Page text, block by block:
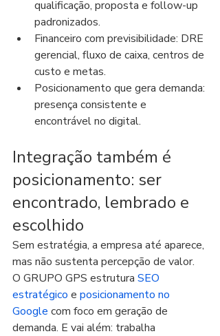
qualificação, proposta e follow-up
padronizados.
Financeiro com previsibilidade: DRE
gerencial, fluxo de caixa, centros de
custo e metas.
Posicionamento que gera demanda:
presença consistente e
encontrável no digital.
Integração também é
posicionamento: ser
encontrado, lembrado e
escolhido
Sem estratégia, a empresa até aparece,
mas não sustenta percepção de valor.
O GRUPO GPS estrutura SEO
estratégico e posicionamento no
Google com foco em geração de
demanda. E vai além: trabalha